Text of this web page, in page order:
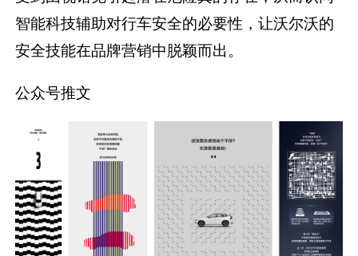
智能科技辅助对行车安全的必要性，让沃尔沃的
安全技能在品牌营销中脱颖而出。
公众号推文